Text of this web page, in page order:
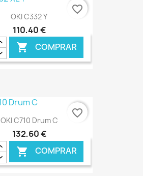
€ ONLINE
OKI C332 Y
110,40 €
 COMPRAR
€ ONLINE
favorite_border
OKI C710 Drum C
132,60 €
 COMPRAR
favorite_border